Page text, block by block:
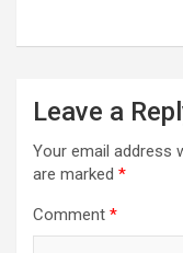
Leave a
Your email address
are marked *
Comment *